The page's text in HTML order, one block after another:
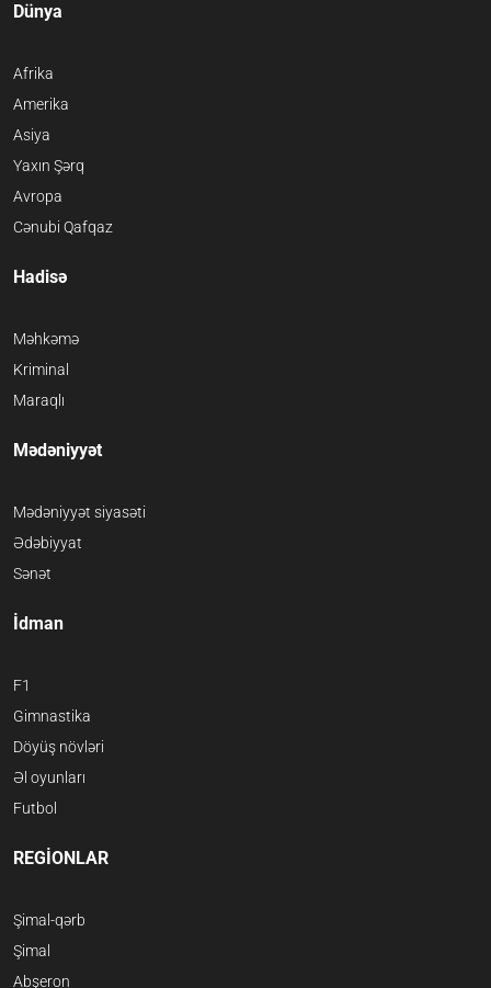
Dünya
Afrika
Amerika
Asiya
Yaxın Şərq
Avropa
Cənubi Qafqaz
Hadisə
Məhkəmə
Kriminal
Maraqlı
Mədəniyyət
Mədəniyyət siyasəti
Ədəbiyyat
Sənət
İdman
F1
Gimnastika
Döyüş növləri
Əl oyunları
Futbol
REGİONLAR
Şimal-qərb
Şimal
Abşeron